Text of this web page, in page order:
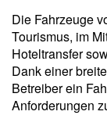
Die Fahrzeuge
Tourismus, im
Hoteltransfer
Dank einer
Betreiber ein
Anforderungen